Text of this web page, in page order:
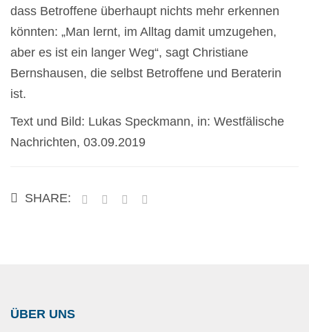
dass Betroffene überhaupt nichts mehr erkennen
könnten: „Man lernt, im Alltag damit umzugehen,
aber es ist ein langer Weg“, sagt Christiane
Bernshausen, die selbst Betroffene und Beraterin
ist.
Text und Bild: Lukas Speckmann, in: Westfälische
Nachrichten, 03.09.2019
SHARE:
ÜBER UNS